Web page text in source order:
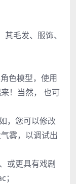
毛发、服饰、
色模型，使用
！当然， 也可
，您可以修改
雾，以调试出
或更具有戏剧